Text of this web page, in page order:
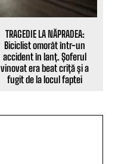
TRAGEDIE LA NĂPRADEA:
Biciclist omorât într-un
accident în lanț. Șoferul
vinovat era beat criță și a
fugit de la locul faptei